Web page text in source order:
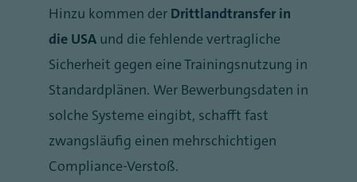
Hinzu kommen der Drittlandtransfer in
die USA und die fehlende vertragliche
Sicherheit gegen eine Trainingsnutzung in
Standardplänen. Wer Bewerbungsdaten in
solche Systeme eingibt, schafft fast
zwangsläufig einen mehrschichtigen
Compliance-Verstoß.